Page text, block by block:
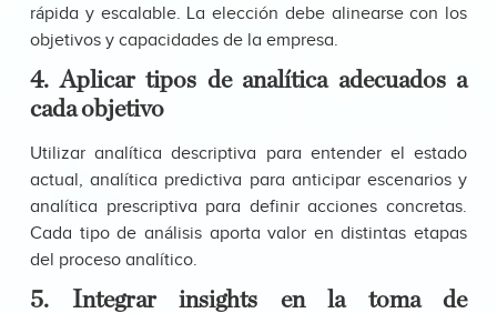
rápida y escalable. La elección debe alinearse con los
objetivos y capacidades de la empresa.
4. Aplicar tipos de analítica adecuados a
cada objetivo
Utilizar analítica descriptiva para entender el estado
actual, analítica predictiva para anticipar escenarios y
analítica prescriptiva para definir acciones concretas.
Cada tipo de análisis aporta valor en distintas etapas
del proceso analítico.
5. Integrar insights en la toma de